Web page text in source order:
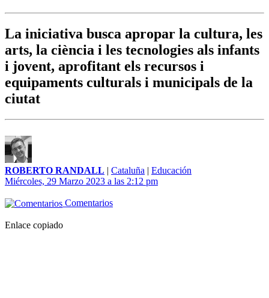
La iniciativa busca apropar la cultura, les
arts, la ciència i les tecnologies als infants
i jovent, aprofitant els recursos i
equipaments culturals i municipals de la
ciutat
ROBERTO RANDALL | Cataluña | Educación
Miércoles, 29 Marzo 2023 a las 2:12 pm
Comentarios
Enlace copiado